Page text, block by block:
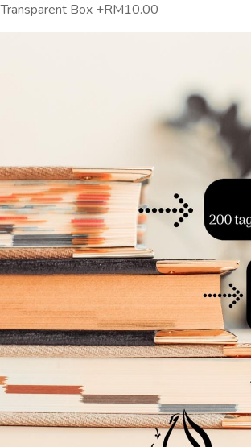
Transparent Box +RM10.00